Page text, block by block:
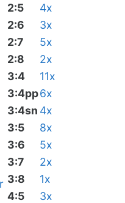
2:5
4x
2:6
3x
2:7
5x
2:8
2x
3:4
11x
3:4pp6x
3:4sn 4x
3:5
8x
3:6
5x
3:7
2x
3:8
1x
4:5
3x